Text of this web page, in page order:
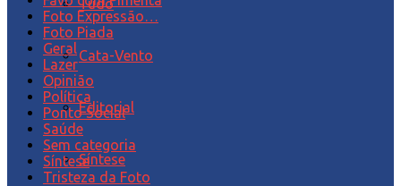
Tudo
Cata-Vento
Editorial
Síntese
Foto Expressão…
Foto Piada
Geral
Lazer
Opinião
Política
Ponto Social
Saúde
Sem categoria
Síntese
Tristeza da Foto